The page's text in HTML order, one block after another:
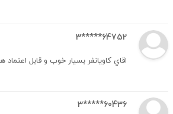
64752*****3
اقاي كاويانفر بسيار خوب و قابل اعتماد
60436*****3